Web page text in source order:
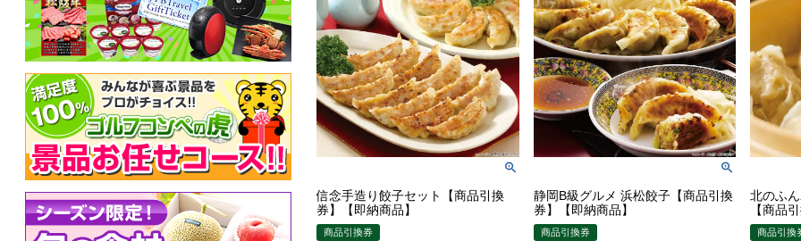
信念手造り餃子セット【商品引換
券】【即納商品】
商品引換券
静岡B級グルメ 浜松餃子【商品引換
券】【即納商品】
商品引換券
北のふ
【商品
商品引換